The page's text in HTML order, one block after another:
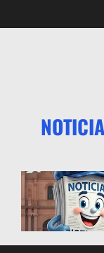
al